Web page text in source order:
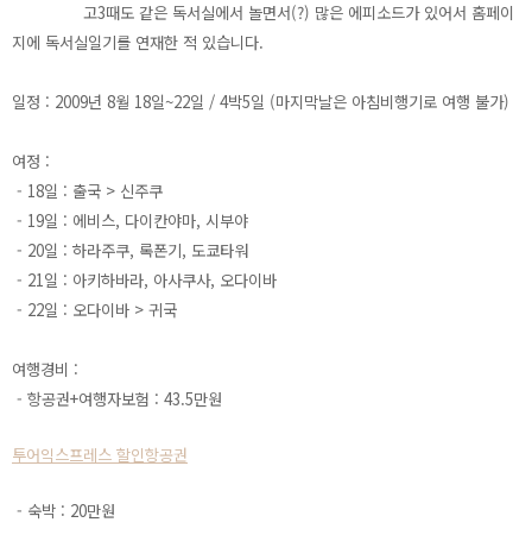
고3때도 같은 독서실에서 놀면서(?) 많은 에피소드가 있어서 홈페이
지에 독서실일기를 연재한 적 있습니다.
일정 : 2009년 8월 18일~22일 / 4박5일 (마지막날은 아침비행기로 여행 불가)
여정 :
- 18일 : 출국 > 신주쿠
- 19일 : 에비스, 다이칸야마, 시부야
- 20일 : 하라주쿠, 록폰기, 도쿄타워
- 21일 : 아키하바라, 아사쿠사, 오다이바
- 22일 : 오다이바 > 귀국
여행경비 :
- 항공권+여행자보험 : 43.5만원
투어익스프레스 할인항공권
- 숙박 : 20만원